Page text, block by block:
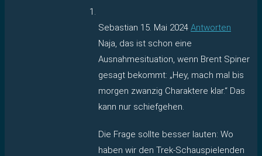
Sebastian 15. Mai 2024 Antworten
Naja, das ist schon eine
Ausnahmesituation, wenn Brent Spiner
gesagt bekommt: „Hey, mach mal bis
morgen zwanzig Charaktere klar.“ Das
kann nur schiefgehen.
Die Frage sollte besser lauten: Wo
haben wir den Trek-Schauspielenden